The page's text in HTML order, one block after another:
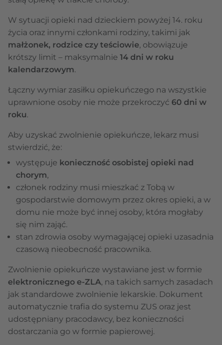
W sytuacji opieki nad dzieckiem powyżej 14. roku
życia oraz innymi członkami rodziny, takimi jak
małżonek, rodzice czy teściowie, obowiązuje
krótszy limit – maksymalnie 14 dni w roku
kalendarzowym.
Łączny wymiar zasiłku opiekuńczego na wszystkie
uprawnione osoby nie może przekroczyć 60 dni w
roku.
Aby uzyskać zwolnienie opiekuńcze, lekarz musi
stwierdzić, że:
występuje konieczność osobistej opieki nad
chorym,
członek rodziny musi mieszkać z Tobą w
gospodarstwie domowym przez okres opieki, a w
domu nie może być innej osoby, która mogłaby
się nim zająć.
stan zdrowia osoby wymagającej opieki uzasadnia
czasową nieobecność pracownika.
Zwolnienie opiekuńcze wystawiane jest w formie
elektronicznego e-ZLA, na takich samych zasadach
jak standardowe zwolnienie lekarskie. Dokument
automatycznie trafia do systemu ZUS oraz jest
udostępniany pracodawcy, bez konieczności
dostarczania go w formie papierowej.